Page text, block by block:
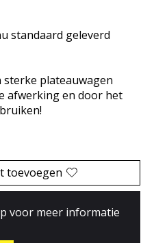
standaard geleverd
sterke plateauwagen
afwerking en door het
toevoegen
voor meer informatie